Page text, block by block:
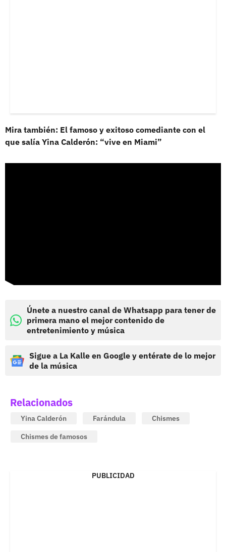
Mira también: El famoso y exitoso comediante con el
que salía Yina Calderón: “vive en Miami”
Únete a nuestro canal de Whatsapp para tener de
primera mano el mejor contenido de
entretenimiento y música
Sigue a La Kalle en Google y entérate de lo mejor
de la música
Relacionados
Yina Calderón Farándula
Chismes
Chismes de famosos
PUBLICIDAD